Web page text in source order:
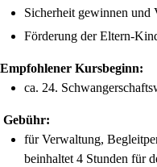
Sicherheit gewinnen und
Förderung der Eltern-
Empfohlener Kursbeginn:
ca. 24.
Gebühr:
für Verwaltung,
beinhaltet 4 Stunden für